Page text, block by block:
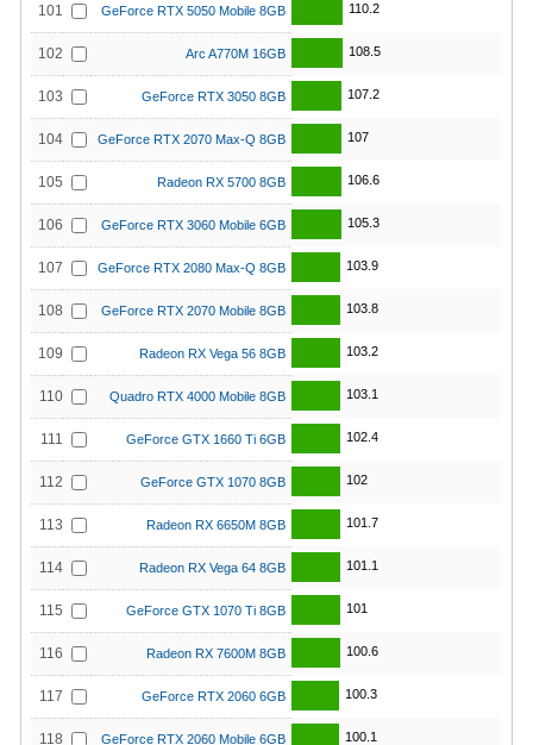
101 GeForce RTX 5050 Mobile 8GB 110.2
102 Arc A770M 16GB 108.5
103 GeForce RTX 3050 8GB 107.2
104 GeForce RTX 2070 Max-Q 8GB 107
105 Radeon RX 5700 8GB 106.6
106 GeForce RTX 3060 Mobile 6GB 105.3
107 GeForce RTX 2080 Max-Q 8GB 103.9
108 GeForce RTX 2070 Mobile 8GB 103.8
109 Radeon RX Vega 56 8GB 103.2
110 Quadro RTX 4000 Mobile 8GB 103.1
111 GeForce GTX 1660 Ti 6GB 102.4
112 GeForce GTX 1070 8GB 102
113 Radeon RX 6650M 8GB 101.7
114 Radeon RX Vega 64 8GB 101.1
115 GeForce GTX 1070 Ti 8GB 101
116 Radeon RX 7600M 8GB 100.6
117 GeForce RTX 2060 6GB 100.3
118 GeForce RTX 2060 Mobile 6GB 100.1